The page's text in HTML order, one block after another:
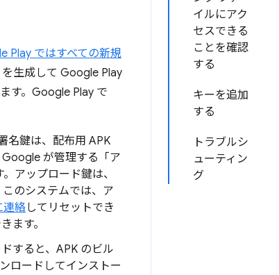
イルにアク
セスできる
ことを確認
する
キーを追加
する
トラブルシ
ューティン
グ
Play ではすべての新規
生成して Google Play
す。Google Play で
名鍵は、配布用 APK
が管理する「ア
アップロード鍵は、
のシステムでは、ア
連絡してリセットでき
ます。
すると、APK のビル
ロードしてインストー